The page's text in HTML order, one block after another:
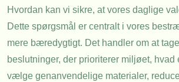
Hvordan kan vi sikre, at vores daglige
Dette spørgsmål er centralt i vores
mere bæredygtigt. Det handler om at
beslutninger, der prioriterer miljøet, hvad
vælge genanvendelige materialer,